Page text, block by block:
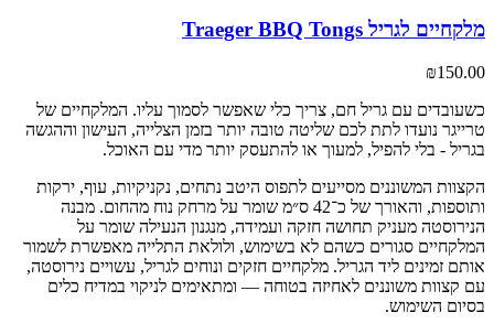
מלקחיים לגריל Traeger BBQ Tongs
₪150.00
כשעובדים עם גריל חם, צריך כלי שאפשר לסמוך עליו. המלקחיים של
טרייגר נועדו לתת לכם שליטה טובה יותר בזמן הצלייה, העישון וההגשה
בגריל - בלי להפיל, למעוך או להתעסק יותר מדי עם האוכל.
הקצוות המשוננים מסייעים לתפוס היטב נתחים, נקניקיות, עוף, ירקות
ותוספות, והאורך של כ־42 ס״מ שומר על מרחק נוח מהחום. מבנה
הנירוסטה מעניק תחושה חזקה ועמידה, מנגנון הנעילה שומר על
המלקחיים סגורים כשהם לא בשימוש, ולולאת התלייה מאפשרת לשמור
אותם זמינים ליד הגריל. מלקחיים חזקים ונוחים לגריל, עשויים נירוסטה,
עם קצוות משוננים לאחיזה בטוחה — ומתאימים לניקוי במדיח כלים
בסיום השימוש.